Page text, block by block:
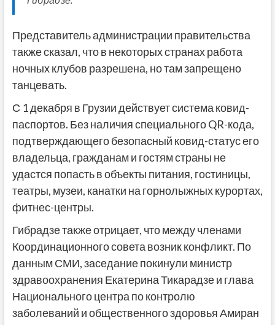
Представитель администрации правительства
также сказал, что в некоторых странах работа
ночных клубов разрешена, но там запрещено
танцевать.
С 1 декабря в Грузии действует система ковид-
паспортов. Без наличия специального QR-кода,
подтверждающего безопасный ковид-статус его
владельца, гражданам и гостям страны не
удастся попасть в объекты питания, гостиницы,
театры, музеи, канатки на горнолыжных курортах,
фитнес-центры.
Гибрадзе также отрицает, что между членами
Координационного совета возник конфликт. По
данным СМИ, заседание покинули министр
здравоохранения Екатерина Тикарадзе и глава
Национального центра по контролю
заболеваний и общественного здоровья Амиран